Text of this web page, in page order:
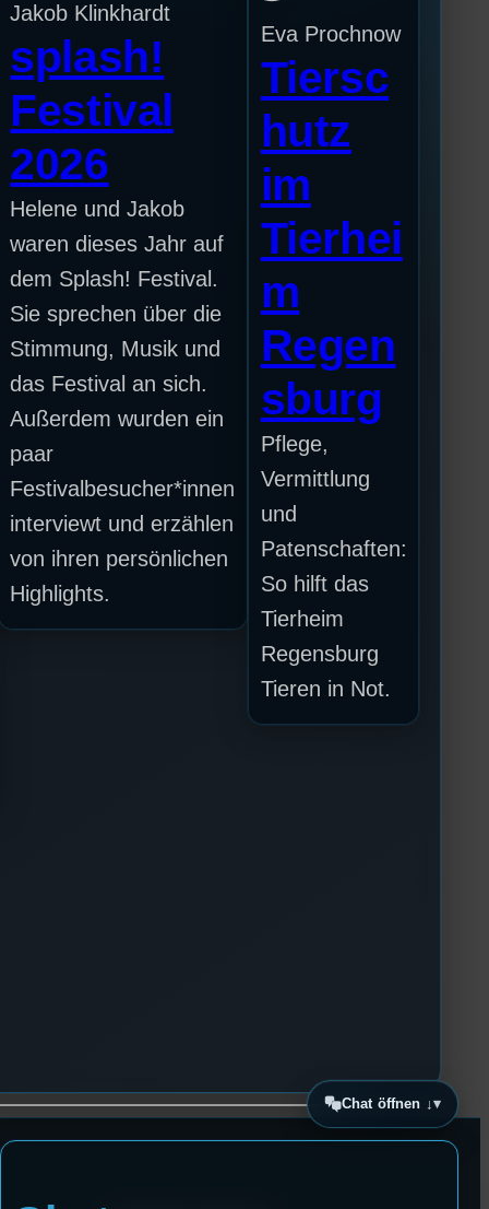
Jakob Klinkhardt
splash!
Festival
2026
Helene und Jakob
waren dieses Jahr auf
dem Splash! Festival.
Sie sprechen über die
Stimmung, Musik und
das Festival an sich.
Außerdem wurden ein
paar
Festivalbesucher*innen
interviewt und erzählen
von ihren persönlichen
Highlights.
Eva Prochnow
Tiersc
hutz
im
Tierhei
m
Regen
sburg
Pflege,
Vermittlung
und
Patenschaften:
So hilft das
Tierheim
Regensburg
Tieren in Not.
Chat öffnen ↓